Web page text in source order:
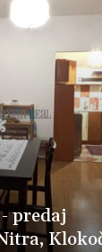
predaj